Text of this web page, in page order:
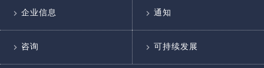
企业信息 通知
咨询 可持续发展